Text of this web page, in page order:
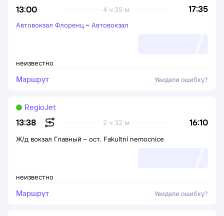
13:00 17:35
4 ч 35 м
неизвестно
Автовокзал Флоренц – Автовокзал
Маршрут Увидели ошибку?
13:38 16:10
2 ч 32 м
RegioJet
неизвестно
Ж/д вокзал Главный – ост. Fakultní nemocnice
Маршрут Увидели ошибку?